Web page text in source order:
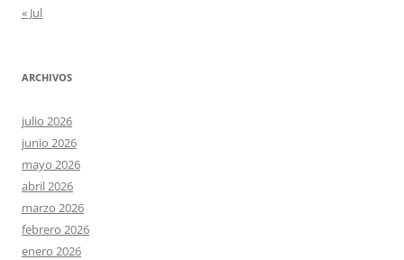
« Jul
ARCHIVOS
julio 2026
junio 2026
mayo 2026
abril 2026
marzo 2026
febrero 2026
enero 2026